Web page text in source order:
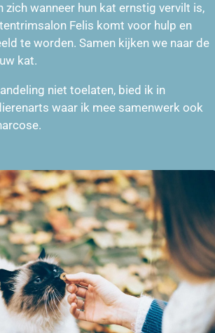
zich wanneer hun kat ernstig vervilt is,
Felis komt voor hulp en
te worden. Samen kijken we naar de
kat.
niet toelaten, bied ik in
waar ik mee samenwerk ook